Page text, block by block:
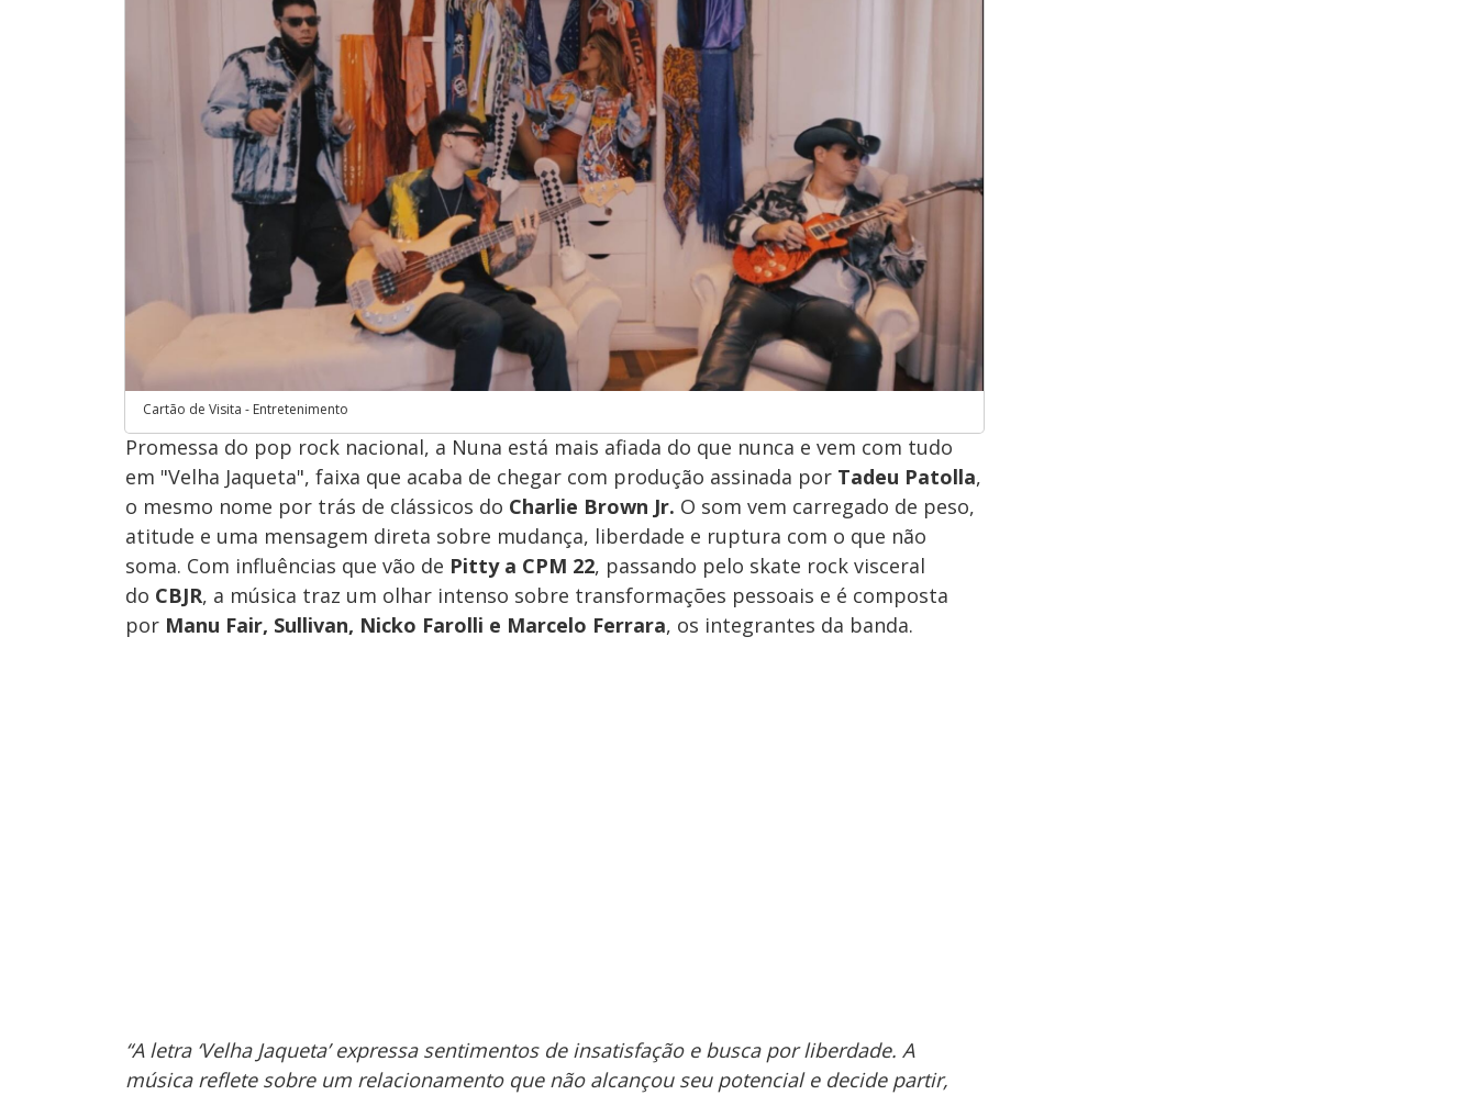
Cartão de Visita - Entretenimento
Promessa do pop rock nacional, a Nuna está mais afiada do que nunca e vem com tudo
em "Velha Jaqueta", faixa que acaba de chegar com produção assinada por Tadeu Patolla,
o mesmo nome por trás de clássicos do Charlie Brown Jr. O som vem carregado de peso,
atitude e uma mensagem direta sobre mudança, liberdade e ruptura com o que não
soma. Com influências que vão de Pitty a CPM 22, passando pelo skate rock visceral
do CBJR, a música traz um olhar intenso sobre transformações pessoais e é composta
por Manu Fair, Sullivan, Nicko Farolli e Marcelo Ferrara, os integrantes da banda.
“A letra ‘Velha Jaqueta’ expressa sentimentos de insatisfação e busca por liberdade. A
música reflete sobre um relacionamento que não alcançou seu potencial e decide partir,